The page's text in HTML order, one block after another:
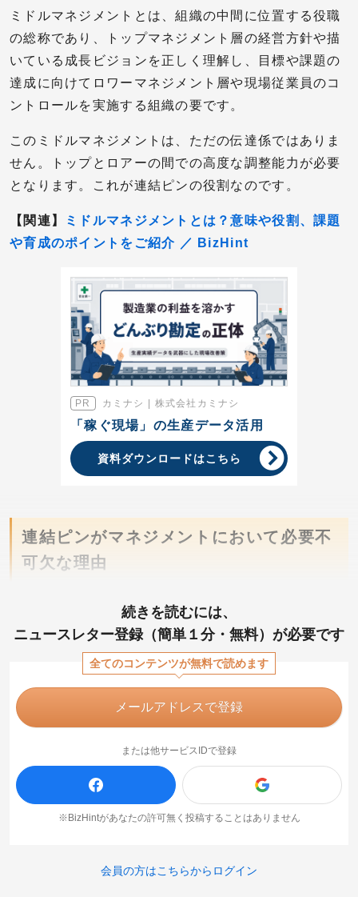
ミドルマネジメントとは、組織の中間に位置する役職
の総称であり、トップマネジメント層の経営方針や描
いている成長ビジョンを正しく理解し、目標や課題の
達成に向けてロワーマネジメント層や現場従業員のコ
ントロールを実施する組織の要です。
このミドルマネジメントは、ただの伝達係ではありま
せん。トップとロアーの間での高度な調整能力が必要
となります。これが連結ピンの役割なのです。
【関連】
ミドルマネジメントとは？意味や役割、課題
や育成のポイントをご紹介 ／ BizHint
カミナシ | 株式会社カミナシ
「稼ぐ現場」の生産データ活用
資料ダウンロードはこちら
連結ピンがマネジメントにおいて必要不
可欠な理由
続きを読むには、
ニュースレター登録（簡単１分・無料）が必要です
全てのコンテンツが無料で読めます
メールアドレスで登録
または他サービスIDで登録
※BizHintがあなたの許可無く投稿することはありません
会員の方はこちらからログイン